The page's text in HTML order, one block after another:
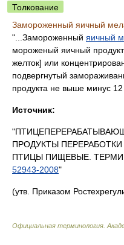
Толкование
Замороженный яичный
"...Замороженный яичный
мороженый яичный
желток] или
подвергнутый
продукта не выше минус
Источник:
ПРОДУКТЫ
ПТИЦЫ ПИЩЕВЫЕ.
52943-2008"
(утв. Приказом
Официальная терминология